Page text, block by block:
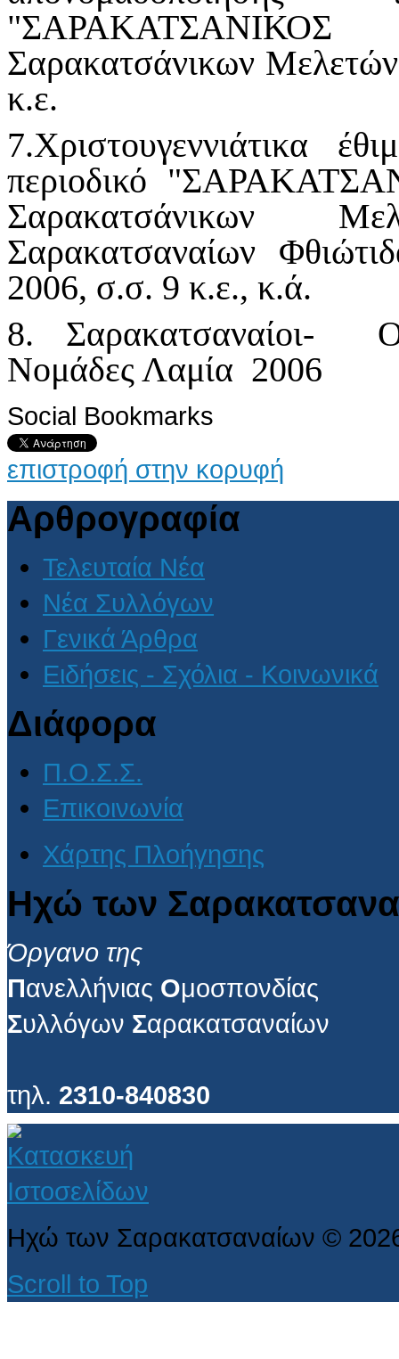
Σαρακατσάνικων
κ.ε.
7.Χριστουγεννιάτικα
περιοδικό
Σαρακατσάνικων
Σαρακατσαναίων
2006, σ.σ. 9 κ.ε., κ.ά.
8. Σαρακατσαναίοι- Οι
Νομάδες Λαμία 2006
Social Bookmarks
επιστροφή στην κορυφή
Αρθρογραφία
Τελευταία Νέα
Νέα Συλλόγων
Γενικά Άρθρα
Ειδήσεις - Σχόλια - Κοινωνικά
Διάφορα
Π.Ο.Σ.Σ.
Επικοινωνία
Χάρτης Πλοήγησης
Ηχώ των
Όργανο της
Πανελλήνιας Ομοσπονδίας
Συλλόγων Σαρακατσαναίων
τηλ. 2310-840830
Ηχώ των Σαρακατσαναίων ©
Scroll to Top